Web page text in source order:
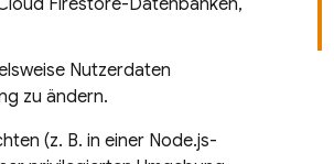
Firestore-Datenbanken,
Nutzerdaten
zu ändern.
(z. B. in einer Node.js-